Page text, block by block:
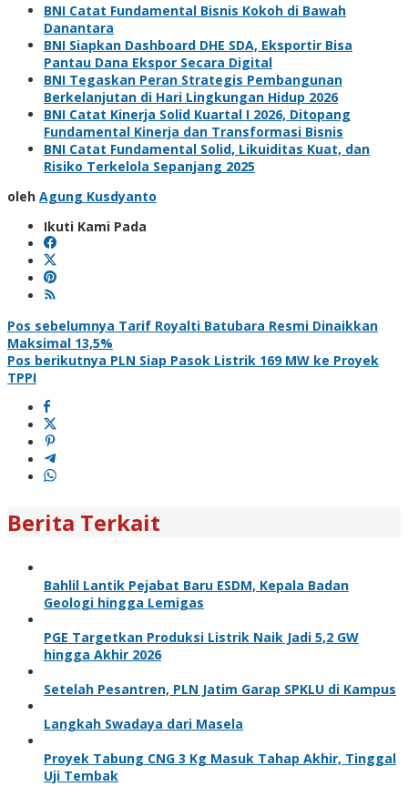
BNI Catat Fundamental Bisnis Kokoh di Bawah
Danantara
BNI Siapkan Dashboard DHE SDA, Eksportir Bisa
Pantau Dana Ekspor Secara Digital
BNI Tegaskan Peran Strategis Pembangunan
Berkelanjutan di Hari Lingkungan Hidup 2026
BNI Catat Kinerja Solid Kuartal I 2026, Ditopang
Fundamental Kinerja dan Transformasi Bisnis
BNI Catat Fundamental Solid, Likuiditas Kuat, dan
Risiko Terkelola Sepanjang 2025
oleh Agung Kusdyanto
Ikuti Kami Pada
Navigasi
pos
Pos sebelumnya Tarif Royalti Batubara Resmi Dinaikkan
Maksimal 13,5%
Pos berikutnya PLN Siap Pasok Listrik 169 MW ke Proyek
TPPI
Berita Terkait
Bahlil Lantik Pejabat Baru ESDM, Kepala Badan
Geologi hingga Lemigas
PGE Targetkan Produksi Listrik Naik Jadi 5,2 GW
hingga Akhir 2026
Setelah Pesantren, PLN Jatim Garap SPKLU di Kampus
Langkah Swadaya dari Masela
Proyek Tabung CNG 3 Kg Masuk Tahap Akhir, Tinggal
Uji Tembak